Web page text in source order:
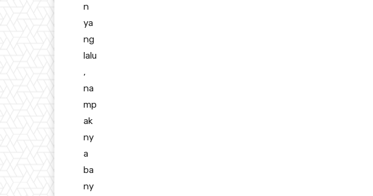
n
ya
ng
lalu
,
na
mp
ak
ny
a
ba
ny